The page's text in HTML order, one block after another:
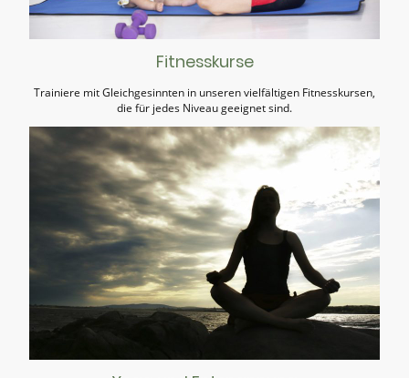
Fitnesskurse
Trainiere mit Gleichgesinnten in unseren vielfältigen Fitnesskursen,
die für jedes Niveau geeignet sind.